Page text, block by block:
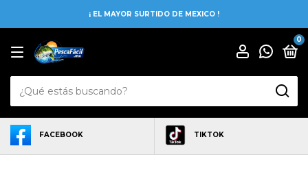
¡ EL MAYOR SURTIDO DE MEXICO !
0
FACEBOOK TIKTOK